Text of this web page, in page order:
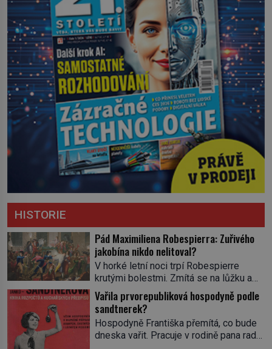
HISTORIE
Pád Maximiliena Robespierra: Zuřivého
jakobína nikdo nelitoval?
V horké letní noci trpí Robespierre
krutými bolestmi. Zmítá se na lůžku a
hlavou mu víří kolotoč myšlenek. Když
se probere z mdlob, vzpomene si na
jednu z pařížských jasnovidek, kterou
před lety navštívil. Prorokovala mu
tragický osud. Tehdy se jí vysmál.
Vařila prvorepubliková hospodyně podle
sandtnerek?
Hospodyně Františka přemítá, co bude
dneska vařit. Pracuje v rodině pana rady